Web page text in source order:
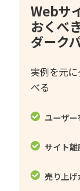
Webサ
おくべ
ダーク
実例を元
べる
ユーザ
サイト離
売り上